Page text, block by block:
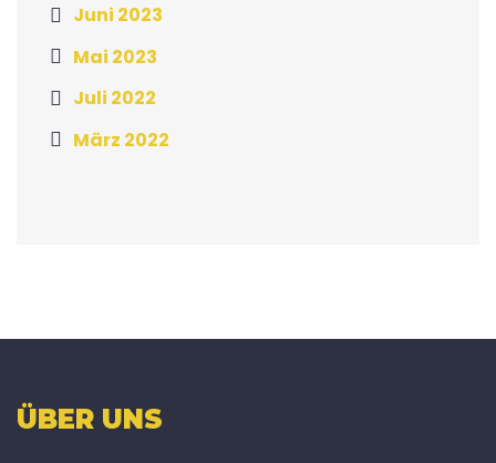
Juni 2023
Mai 2023
Juli 2022
März 2022
ÜBER UNS